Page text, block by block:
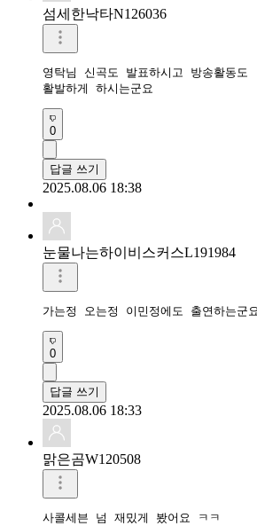
섬세한낙타N126036
영탁님 신곡도 발표하시고 방송활동도
활발하게 하시는군요
0
답글 쓰기
2025.08.06 18:38
눈물나는하이비스커스L191984
0
답글 쓰기
2025.08.06 18:33
맑은곰W120508
사콜세븐 넘 재밌게 봤어요 ㅋㅋ